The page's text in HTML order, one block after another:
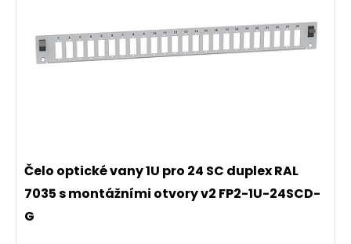
Čelo optické vany 1U pro 24 SC duplex RAL
7035 s montážními otvory v2 FP2-1U-24SCD-
G